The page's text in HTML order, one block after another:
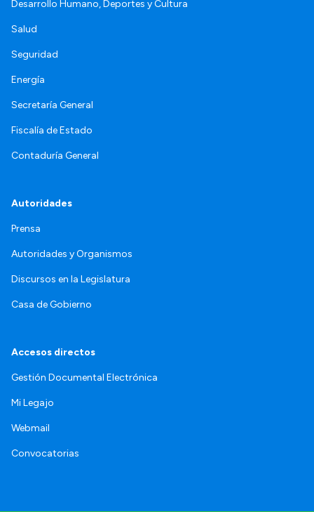
Desarrollo Humano, Deportes y Cultura
Salud
Seguridad
Energía
Secretaría General
Fiscalía de Estado
Contaduría General
Autoridades
Prensa
Autoridades y Organismos
Discursos en la Legislatura
Casa de Gobierno
Accesos directos
Gestión Documental Electrónica
Mi Legajo
Webmail
Convocatorias